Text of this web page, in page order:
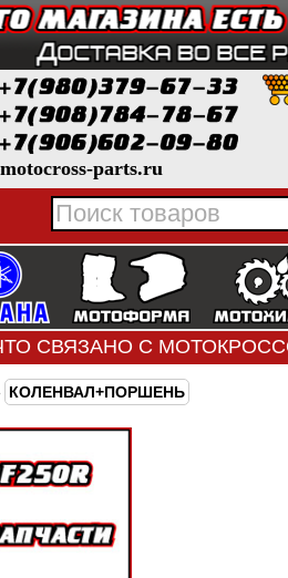
parts.ru
ЧТО СВЯЗАНО С
КОЛЕНВАЛ+ПОРШЕНЬ